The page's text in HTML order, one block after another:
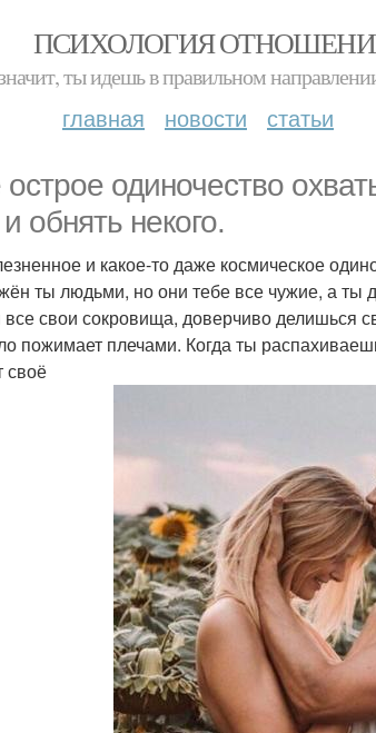
ПСИХОЛОГИЯ
ты идешь в правильном
главная новости статьи
одиночество
и обнять некого.
и какое-то даже космическое
ты людьми, но они тебе все чужие, а
свои сокровища, доверчиво делишься
пожимает плечами. Когда ты
своё